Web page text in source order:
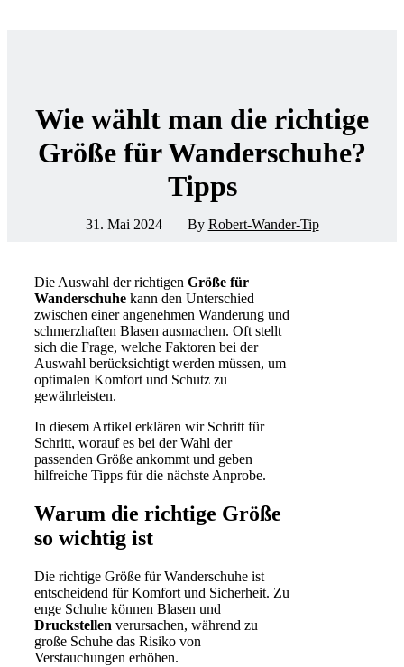
Wie wählt man die richtige
Größe für Wanderschuhe?
Tipps
31. Mai 2024 By Robert-Wander-Tip
Die Auswahl der richtigen Größe für
Wanderschuhe kann den Unterschied
zwischen einer angenehmen Wanderung und
schmerzhaften Blasen ausmachen. Oft stellt
sich die Frage, welche Faktoren bei der
Auswahl berücksichtigt werden müssen, um
optimalen Komfort und Schutz zu
gewährleisten.
In diesem Artikel erklären wir Schritt für
Schritt, worauf es bei der Wahl der
passenden Größe ankommt und geben
hilfreiche Tipps für die nächste Anprobe.
Warum die richtige Größe
so wichtig ist
Die richtige Größe für Wanderschuhe ist
entscheidend für Komfort und Sicherheit. Zu
enge Schuhe können Blasen und
Druckstellen verursachen, während zu
große Schuhe das Risiko von
Verstauchungen erhöhen.